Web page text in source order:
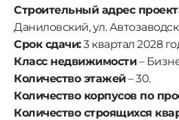
Строительный адрес
Даниловский, ул.
Срок сдачи:3 квартал 2028
Класс недвижимости–
Количество этажей– 30.
Количество корпусов по
Количество строящихся